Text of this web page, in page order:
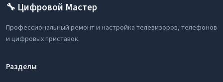
🔧 Цифровой Мастер
Профессиональный ремонт и настройка телевизоров, телефонов
и цифровых приставок.
Разделы